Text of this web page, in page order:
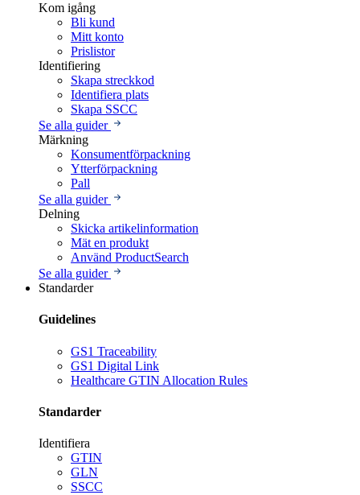
Kom igång
Bli kund
Mitt konto
Prislistor
Identifiering
Skapa streckkod
Identifiera plats
Skapa SSCC
Se alla guider
Märkning
Konsumentförpackning
Ytterförpackning
Pall
Se alla guider
Delning
Skicka artikelinformation
Mät en produkt
Använd ProductSearch
Se alla guider
Standarder
Guidelines
GS1 Traceability
GS1 Digital Link
Healthcare GTIN Allocation Rules
Standarder
Identifiera
GTIN
GLN
SSCC